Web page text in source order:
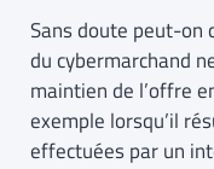
Sans doute peut-on
du cybermarchand
maintien de l’offre
exemple lorsqu’il
effectuées par un